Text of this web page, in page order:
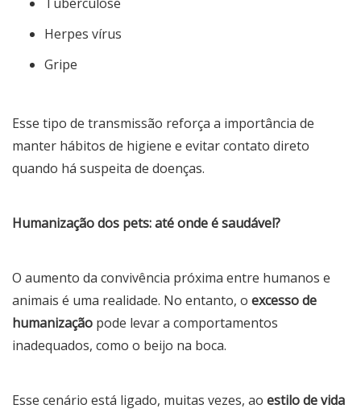
Herpes vírus
Gripe
Esse tipo de transmissão reforça a importância de
manter hábitos de higiene e evitar contato direto
quando há suspeita de doenças.
Humanização dos pets: até onde é saudável?
O aumento da convivência próxima entre humanos e
animais é uma realidade. No entanto, o excesso de
humanização pode levar a comportamentos
inadequados, como o beijo na boca.
Esse cenário está ligado, muitas vezes, ao estilo de vida